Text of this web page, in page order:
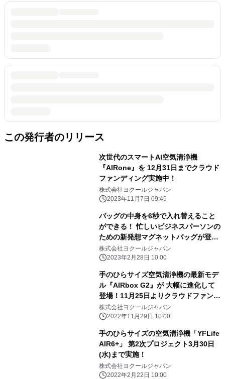
この発行者のリリース
次世代のスマートAI空気清浄機
『AIRone』を 12月31日までクラウド
ファンディング実施中！
株式会社ヨクールジャパン
2023年11月7日 09:45
バッグの中身を6秒で入れ替えること
ができる！ 忙しいビジネスパーソンの
ための新発想マグネットバッグが登
場！ 2月24日よりMakuakeにて販売開
始
株式会社ヨクールジャパン
2023年2月28日 10:00
手のひらサイズ空気清浄機の最新モデ
ル『AIRbox G2』が 大幅に進化して
登場！11月25日よりクラウドファンデ
ィングにて 最大35％オフの先行優待
価格で販売中
株式会社ヨクールジャパン
2022年11月29日 10:00
手のひらサイズの空気清浄機「YFLife
AIR6+」 第2次プロジェクト3月30日
(水)まで実施！
株式会社ヨクールジャパン
2022年2月22日 10:00